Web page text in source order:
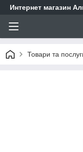
Интернет магазин
Товари та